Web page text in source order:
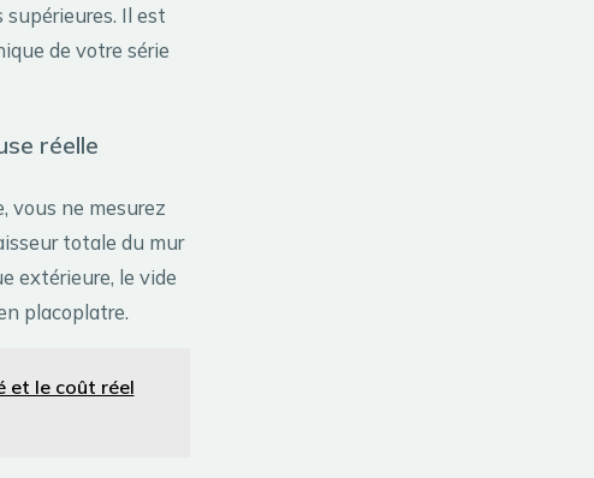
Il est
de votre série
réelle
vous ne mesurez
totale du mur
extérieure, le vide
placoplatre.
et le coût réel